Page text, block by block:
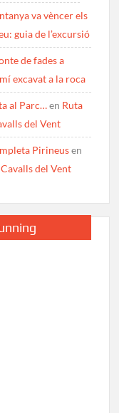
va vèncer els
guia de l’excursió
de fades a
excavat a la roca
al Parc…en Ruta
del Vent
Pirineusen
del Vent